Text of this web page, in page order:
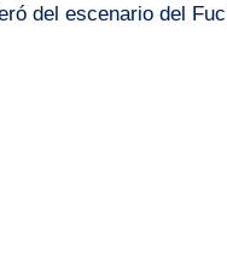
del escenario del